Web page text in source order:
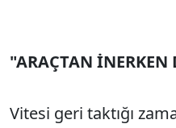
"ARAÇTAN İNERKEN
Vitesi geri taktığı